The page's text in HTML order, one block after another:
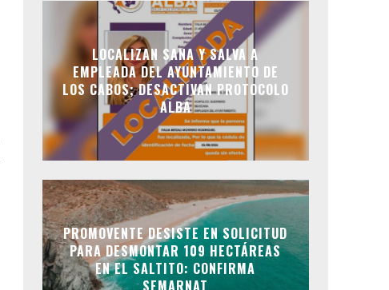
LOCALIZAN SANA Y SALVA A
EMPLEADA DEL AYUNTAMIENTO DE
LOS CABOS; DESACTIVAN PROTOCOLO
ALBA
PROMOVENTE DESISTE EN SOLICITUD
PARA DESMONTAR 109 HECTÁREAS
EN EL SALTITO: CONFIRMA
SEMARNAT